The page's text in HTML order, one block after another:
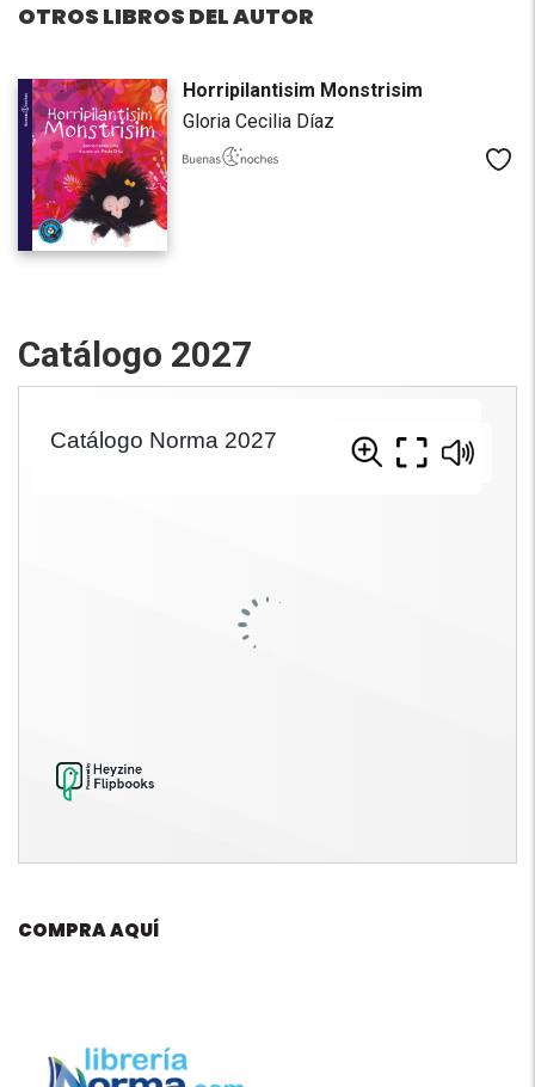
OTROS LIBROS DEL AUTOR
Horripilantisim Monstrisim
Gloria Cecilia Díaz
Catálogo 2027
COMPRA AQUÍ